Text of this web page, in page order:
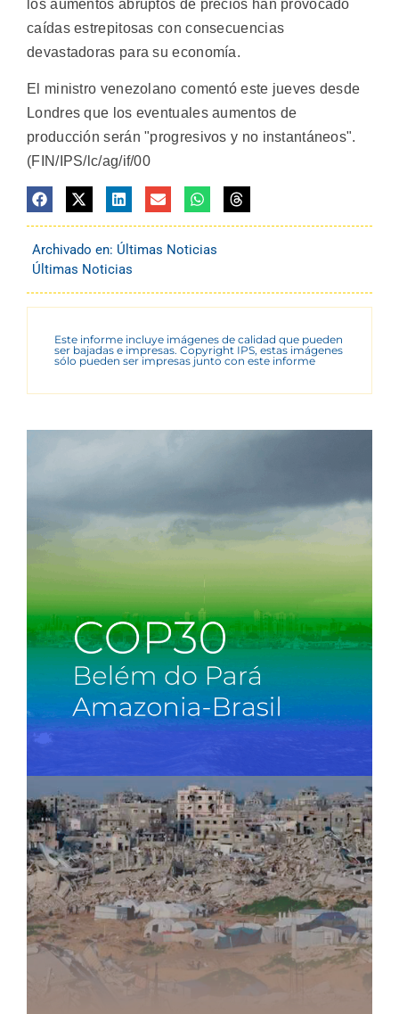
los aumentos abruptos de precios han provocado
caídas estrepitosas con consecuencias
devastadoras para su economía.
El ministro venezolano comentó este jueves desde
Londres que los eventuales aumentos de
producción serán "progresivos y no instantáneos".
(FIN/IPS/lc/ag/if/00
Archivado en: Últimas Noticias
Últimas Noticias
Este informe incluye imágenes de calidad que pueden
ser bajadas e impresas. Copyright IPS, estas imágenes
sólo pueden ser impresas junto con este informe